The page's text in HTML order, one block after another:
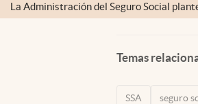
La Administración del Seguro Social
Temas
SSA seguro